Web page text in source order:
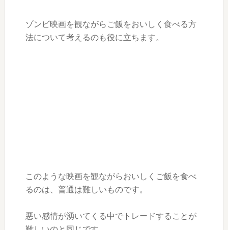
ゾンビ映画を観ながらご飯をおいしく食べる方
法について考えるのも役に立ちます。
このような映画を観ながらおいしくご飯を食べ
るのは、普通は難しいものです。
悪い感情が湧いてくる中でトレードすることが